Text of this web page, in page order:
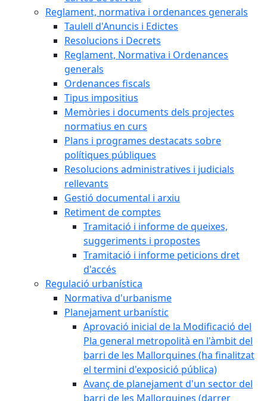
Reglament, normativa i ordenances generals
Taulell d'Anuncis i Edictes
Resolucions i Decrets
Reglament, Normativa i Ordenances
generals
Ordenances fiscals
Tipus impositius
Memòries i documents dels projectes
normatius en curs
Plans i programes destacats sobre
polítiques públiques
Resolucions administratives i judicials
rellevants
Gestió documental i arxiu
Retiment de comptes
Tramitació i informe de queixes,
suggeriments i propostes
Tramitació i informe peticions dret
d'accés
Regulació urbanística
Normativa d'urbanisme
Planejament urbanístic
Aprovació inicial de la Modificació del
Pla general metropolità en l'àmbit del
barri de les Mallorquines (ha finalitzat
el termini d'exposició pública)
Avanç de planejament d'un sector del
barri de les Mallorquines (darrer